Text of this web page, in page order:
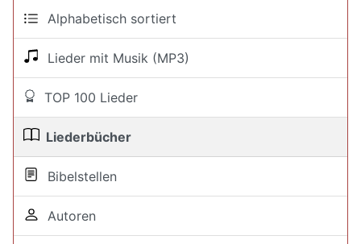
Alphabetisch sortiert
Lieder mit Musik (MP3)
TOP 100 Lieder
Liederbücher
Bibelstellen
Autoren